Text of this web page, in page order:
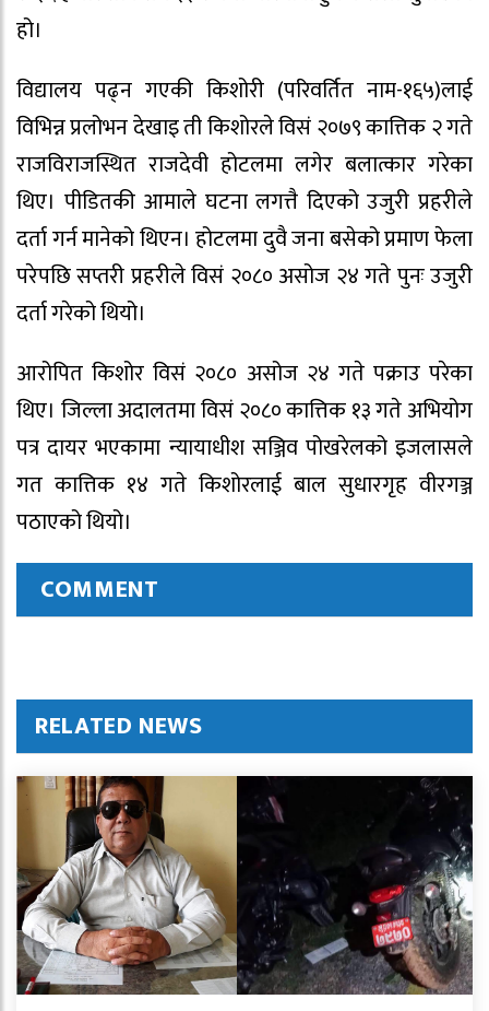
हो।
विद्यालय पढ्न गएकी किशोरी (परिवर्तित नाम-१६५)लाई
विभिन्न प्रलोभन देखाइ ती किशोरले विसं २०७९ कात्तिक २ गते
राजविराजस्थित राजदेवी होटलमा लगेर बलात्कार गरेका
थिए। पीडितकी आमाले घटना लगत्तै दिएको उजुरी प्रहरीले
दर्ता गर्न मानेको थिएन। होटलमा दुवै जना बसेको प्रमाण फेला
परेपछि सप्तरी प्रहरीले विसं २०८० असोज २४ गते पुनः उजुरी
दर्ता गरेको थियो।
आरोपित किशोर विसं २०८० असोज २४ गते पक्राउ परेका
थिए। जिल्ला अदालतमा विसं २०८० कात्तिक १३ गते अभियोग
पत्र दायर भएकामा न्यायाधीश सञ्जिव पोखरेलको इजलासले
गत कात्तिक १४ गते किशोरलाई बाल सुधारगृह वीरगञ्ज
पठाएको थियो।
COMMENT
RELATED NEWS